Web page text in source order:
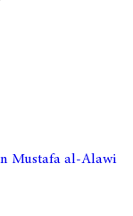
Mustafa al-Alawi